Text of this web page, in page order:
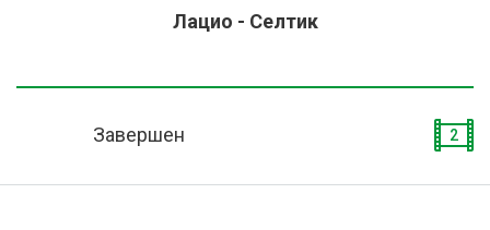
Лацио - Селтик
Завершен 2